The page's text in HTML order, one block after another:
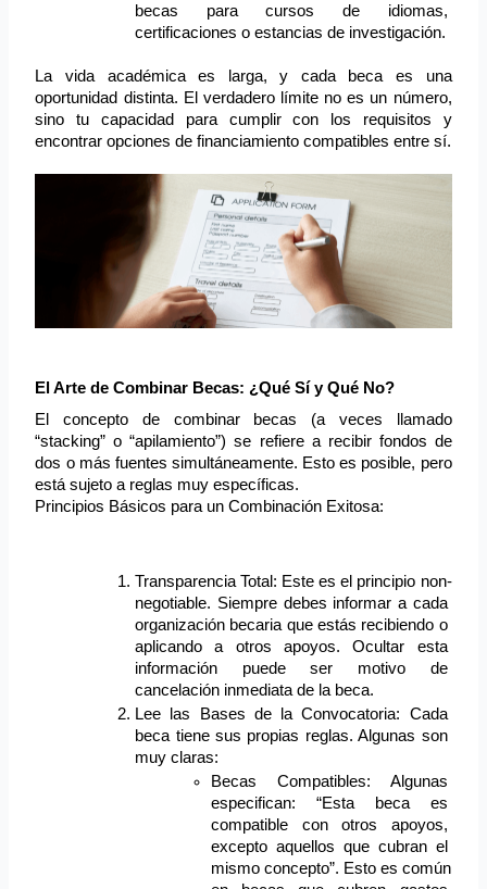
becas para cursos de idiomas,
certificaciones o estancias de investigación.
La vida académica es larga, y cada beca es una
oportunidad distinta. El verdadero límite no es un número,
sino tu capacidad para cumplir con los requisitos y
encontrar opciones de financiamiento compatibles entre sí.
El Arte de Combinar Becas: ¿Qué Sí y Qué No?
El concepto de combinar becas (a veces llamado
“stacking” o “apilamiento”) se refiere a recibir fondos de
dos o más fuentes simultáneamente. Esto es posible, pero
está sujeto a reglas muy específicas.
Principios Básicos para un Combinación Exitosa:
Transparencia Total: Este es el principio non-
negotiable. Siempre debes informar a cada
organización becaria que estás recibiendo o
aplicando a otros apoyos. Ocultar esta
información puede ser motivo de
cancelación inmediata de la beca.
Lee las Bases de la Convocatoria: Cada
beca tiene sus propias reglas. Algunas son
muy claras:
Becas Compatibles: Algunas
especifican: “Esta beca es
compatible con otros apoyos,
excepto aquellos que cubran el
mismo concepto”. Esto es común